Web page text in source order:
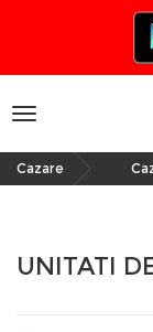
Cazare
UNITATI